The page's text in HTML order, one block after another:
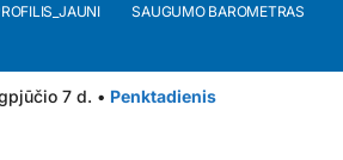
SAUGUMO BAROMETRAS
7 d. • Penktadienis